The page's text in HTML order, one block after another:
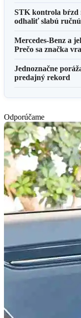
STK kontrola bŕzd
odhaliť slabú
Mercedes-Benz a
Prečo sa značka
Jednoznačne
predajný rekord
Odporúčame